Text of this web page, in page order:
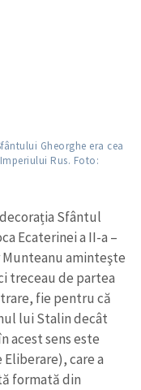
Gheorghe era cea
Rus. Foto:
Sfântul
Ecaterinei a II-a –
Munteanu aminteşte
treceau de partea
fie pentru că
lui Stalin decât
acest sens este
Eliberare), care a
formată din